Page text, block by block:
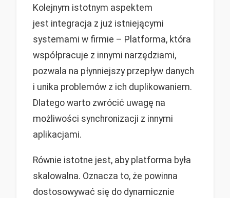
Kolejnym istotnym aspektem
jest integracja z już istniejącymi
systemami w firmie – Platforma, która
współpracuje z innymi narzędziami,
pozwala na płynniejszy przepływ danych
i unika problemów z ich duplikowaniem.
Dlatego warto zwrócić uwagę na
możliwości synchronizacji z innymi
aplikacjami.
Równie istotne jest, aby platforma była
skalowalna. Oznacza to, że powinna
dostosowywać się do dynamicznie